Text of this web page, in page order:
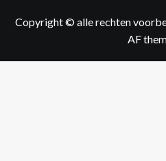
Copyright © alle rechten
AF